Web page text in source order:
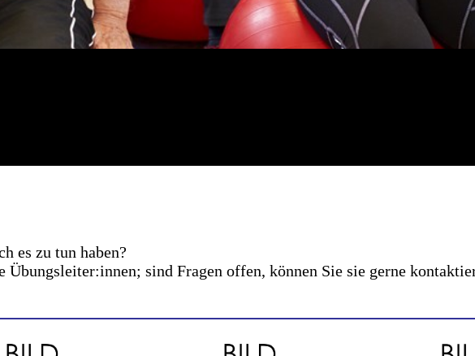
es zu tun haben?
sind Fragen offen, können Sie sie gerne